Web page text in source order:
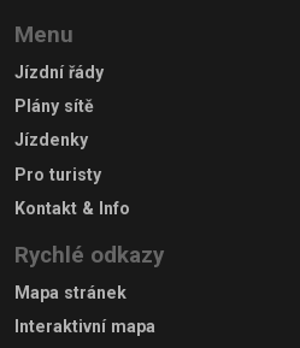
Menu
Jízdní řády
Plány sítě
Jízdenky
Pro turisty
Kontakt & Info
Rychlé odkazy
Mapa stránek
Interaktivní mapa